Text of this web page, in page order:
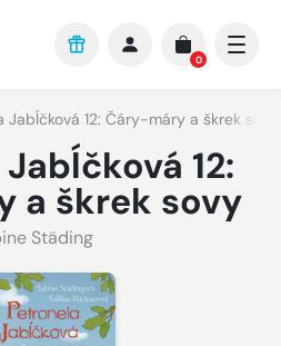
0
Jabĺčková 12: Čáry-máry a škrek sovy
12:
a škrek sovy
Städing